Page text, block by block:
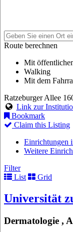
Route berechnen
Mit
Walking
Mit dem
Ratzeburger Allee
Link zur
Bookmark
Claim this Listing
Einrichtungen
Weitere
Filter
List
Grid
Universität
Dermatologie ,